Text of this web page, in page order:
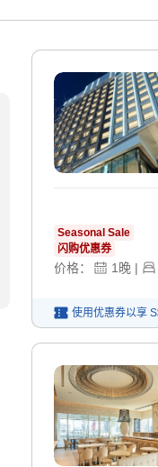
Seasonal Sale
闪购优惠券
价格： 1 晚 |
使用优惠券以享